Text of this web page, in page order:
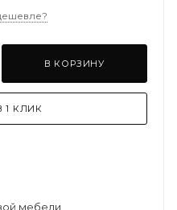
В КОРЗИНУ
1 КЛИК
мебели